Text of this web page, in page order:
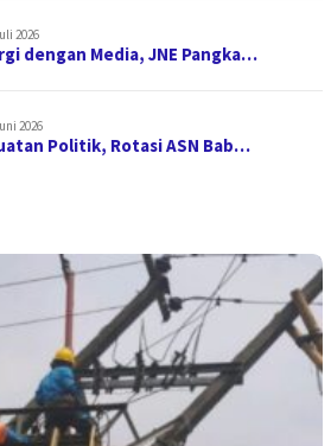
2026
dengan Media, JNE Pangka…
2026
Politik, Rotasi ASN Bab…